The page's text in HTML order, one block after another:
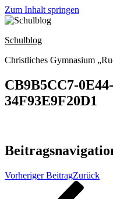
Zum Inhalt springen
Schulblog
Christliches Gymnasium
CB9B5CC7-
34F93E9F20D1
Vorheriger BeitragZurück